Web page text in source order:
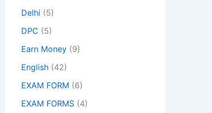
Delhi (5)
DPC (5)
Earn Money (9)
English (42)
EXAM FORM (6)
EXAM FORMS (4)